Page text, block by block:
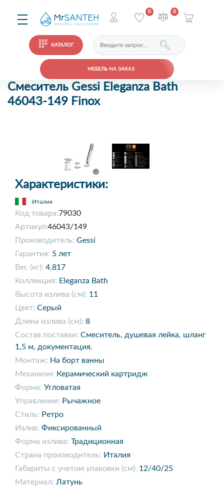
КАТАЛОГ
МЕБЕЛЬ НА ЗАКАЗ
0 0
Смеситель Gessi Eleganza Bath
46043-149 Finox
Характеристики:
Италия
Код товара:79030
Артикул:46043/149
Производитель: Gessi
Гарантия: 5 лет
Вес (кг): 4.817
Коллекция: Eleganza Bath
Высота излива (см): 11
Цвет: Серый
Длина излива (см): 8
Состав поставки: Смеситель, душевая лейка, шланг
1,5 м, документация.
Монтаж: На борт ванны
Механизм: Керамический картридж
Форма: Угловатая
Управление: Рычажное
Стиль: Ретро
Излив: Фиксированный
Форма излива: Традиционная
Страна производитель: Италия
Габариты с учетом упаковки (см): 12/40/25
Материал: Латунь